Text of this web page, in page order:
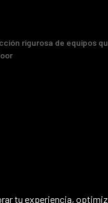
rigurosa de equipos
tu experiencia,